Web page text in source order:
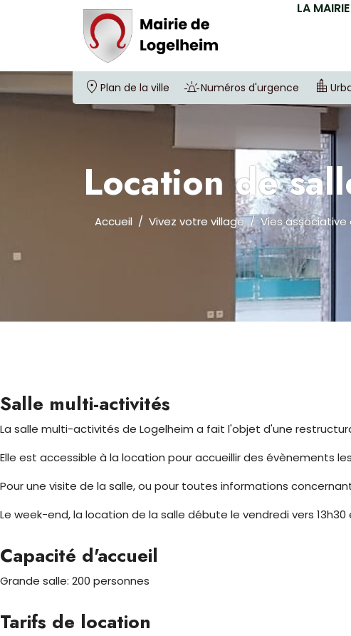
LA MAIRIE
Plan de la ville Numéros d'urgence
Location de
Accueil Vivez votre village Vies
Salle multi-activités
La salle multi-activités de Logelheim a fait l'objet d'une
Elle est accessible à la location pour accueillir des évènements
Pour une visite de la salle, ou pour toutes informations
Le week-end, la location de la salle débute le vendredi vers
Capacité d'accueil
Grande salle: 200 personnes
Tarifs de location